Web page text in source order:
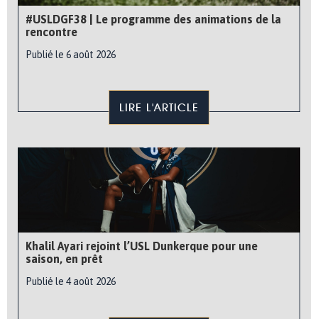
#USLDGF38 | Le programme des animations de la
rencontre
Publié le 6 août 2026
LIRE L'ARTICLE
Khalil Ayari rejoint l’USL Dunkerque pour une
saison, en prêt
Publié le 4 août 2026